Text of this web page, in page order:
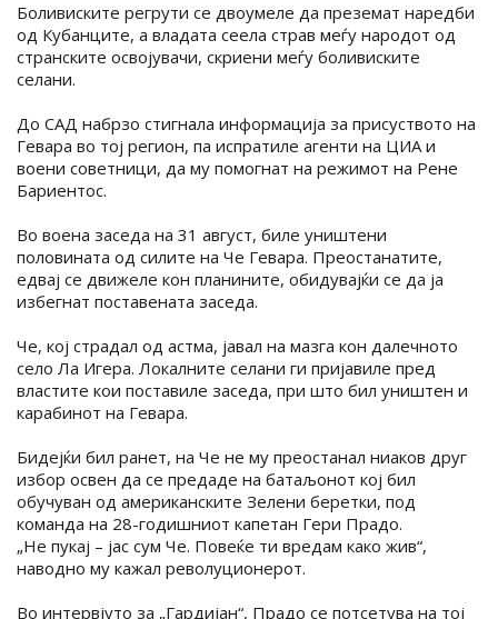
Боливиските регрути се двоумеле да преземат наредби
од Кубанците, а владата сеела страв меѓу народот од
странските освојувачи, скриени меѓу боливиските
селани.
До САД набрзо стигнала информација за присуството на
Гевара во тој регион, па испратиле агенти на ЦИА и
воени советници, да му помогнат на режимот на Рене
Бариентос.
Во воена заседа на 31 август, биле уништени
половината од силите на Че Гевара. Преостанатите,
едвај се движеле кон планините, обидувајќи се да ја
избегнат поставената заседа.
Че, кој страдал од астма, јавал на мазга кон далечното
село Ла Игера. Локалните селани ги пријавиле пред
властите кои поставиле заседа, при што бил уништен и
карабинот на Гевара.
Бидејќи бил ранет, на Че не му преостанал ниаков друг
избор освен да се предаде на батаљонот кој бил
обучуван од американските Зелени беретки, под
команда на 28-годишниот капетан Гери Прадо.
„Не пукај – јас сум Че. Повеќе ти вредам како жив“,
наводно му кажал револуционерот.
Во интервјуто за „Гардијан“, Прадо се потсетува на тој